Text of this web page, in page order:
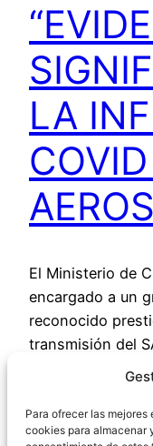
Para ofrecer las
cookies para almacenar
LA
El Ministerio de
encargado a un
reconocido
transmisión del
difundido el 9
sobre la
coronavirus por